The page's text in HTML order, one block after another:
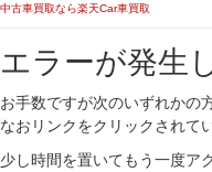
中古車買取なら楽天Car車買取
エラーが発生
お手数ですが次のいずれかの
なおリンクをクリックされて
少し時間を置いてもう一度ア